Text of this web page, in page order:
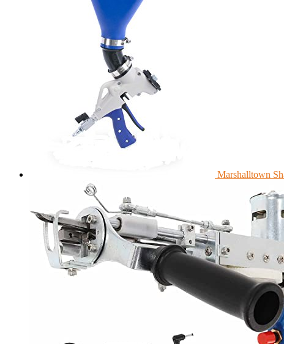
Marshalltown